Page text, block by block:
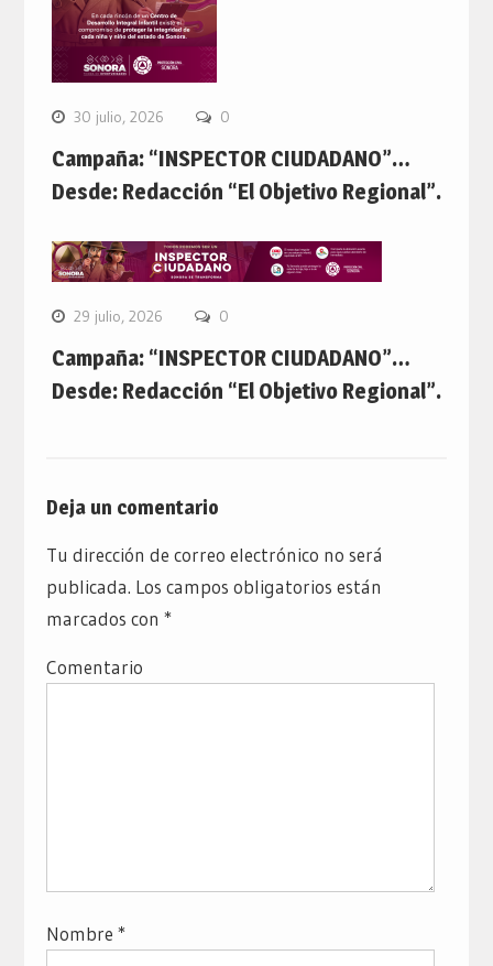
30 julio, 2026 0
Campaña: “INSPECTOR CIUDADANO”…
Desde: Redacción “El Objetivo Regional”.
29 julio, 2026 0
Campaña: “INSPECTOR CIUDADANO”…
Desde: Redacción “El Objetivo Regional”.
Deja un comentario
Tu dirección de correo electrónico no será
publicada. Los campos obligatorios están
marcados con *
Comentario
Nombre *